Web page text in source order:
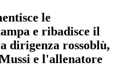
le
e ribadisce il
dirigenza rossoblù,
e l'allenatore